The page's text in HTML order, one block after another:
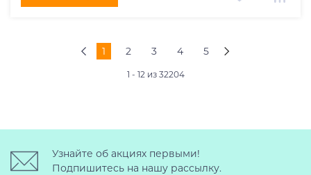
1 2 3 4 5
1 - 12 из 32204
Узнайте об акциях первыми!
Подпишитесь на нашу рассылку.